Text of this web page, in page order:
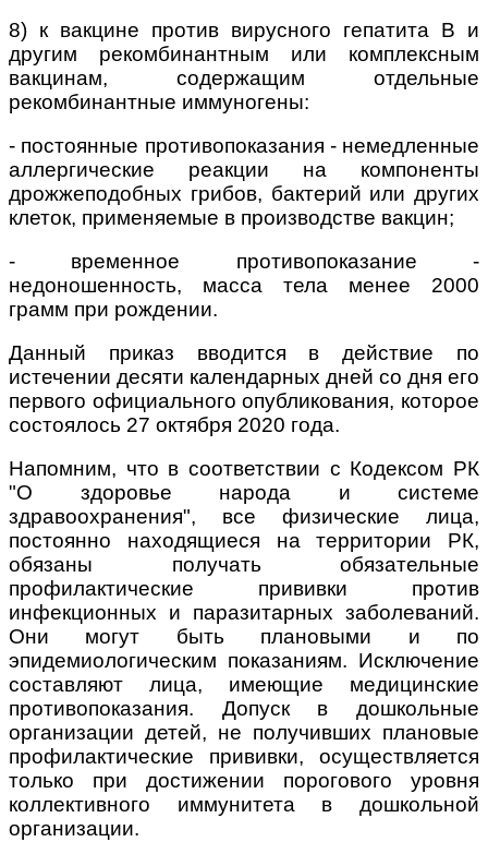
8) к вакцине против вирусного гепатита В и
другим рекомбинантным или комплексным
вакцинам, содержащим отдельные
рекомбинантные иммуногены:
- постоянные противопоказания - немедленные
аллергические реакции на компоненты
дрожжеподобных грибов, бактерий или других
клеток, применяемые в производстве вакцин;
- временное противопоказание -
недоношенность, масса тела менее 2000
грамм при рождении.
Данный приказ вводится в действие по
истечении десяти календарных дней со дня его
первого официального опубликования, которое
состоялось 27 октября 2020 года.
Напомним, что в соответствии с Кодексом РК
"О здоровье народа и системе
здравоохранения", все физические лица,
постоянно находящиеся на территории РК,
обязаны получать обязательные
профилактические прививки против
инфекционных и паразитарных заболеваний.
Они могут быть плановыми и по
эпидемиологическим показаниям. Исключение
составляют лица, имеющие медицинские
противопоказания. Допуск в дошкольные
организации детей, не получивших плановые
профилактические прививки, осуществляется
только при достижении порогового уровня
коллективного иммунитета в дошкольной
организации.